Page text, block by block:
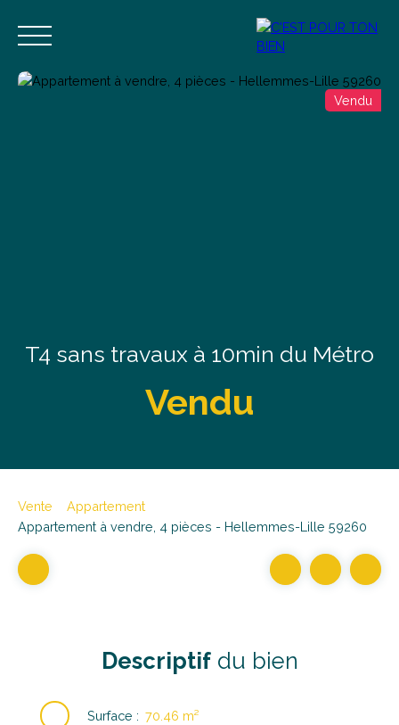
Vendu
T4 sans travaux à 10min du Métro
Vendu
Vente
Appartement
Appartement à vendre, 4 pièces - Hellemmes-Lille 59260
Descriptifdu bien
Surface : 70.46 m²